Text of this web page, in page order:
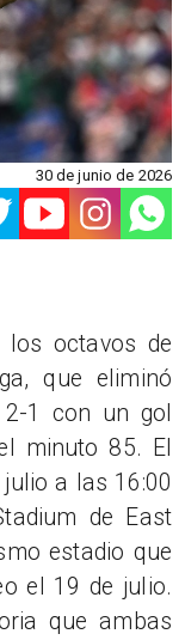
30 de junio de 2026
octavos de
que eliminó
1 con un gol
minuto 85. El
a las 16:00
de East
estadio que
el 19 de julio.
que ambas